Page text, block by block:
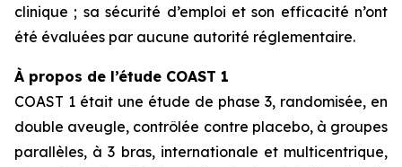
clinique ; sa sécurité d’emploi et son efficacité n’ont
été évaluées par aucune autorité réglementaire.
À propos de l’étude COAST 1
COAST 1 était une étude de phase 3, randomisée, en
double aveugle, contrôlée contre placebo, à groupes
parallèles, à 3 bras, internationale et multicentrique,